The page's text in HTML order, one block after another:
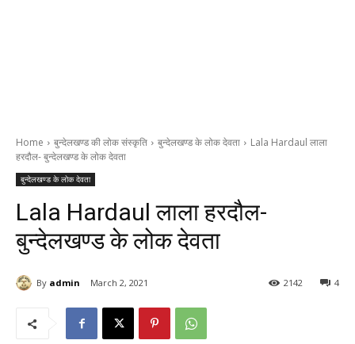
Home बुन्देलखण्ड की लोक संस्कृति बुन्देलखण्ड के लोक देवता
Lala Hardaul लाला
हरदौल- बुन्देलखण्ड के लोक देवता
बुन्देलखण्ड के लोक देवता
Lala Hardaul लाला हरदौल-
बुन्देलखण्ड के लोक देवता
By admin March 2, 2021 4
2142